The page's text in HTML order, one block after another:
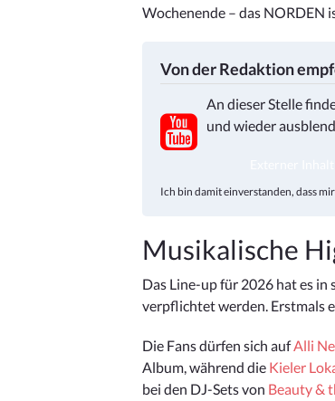
Wochenende – das NORDEN
Von der Redaktion
An dieser Stelle
und wieder
Ich bin damit einverstanden, dass
Musikalische
Das Line-up für 2026 hat es
verpflichtet werden. Erstmals
Die Fans dürfen sich aufAlli
Album, während die Kieler
bei den DJ-Sets von Beauty &